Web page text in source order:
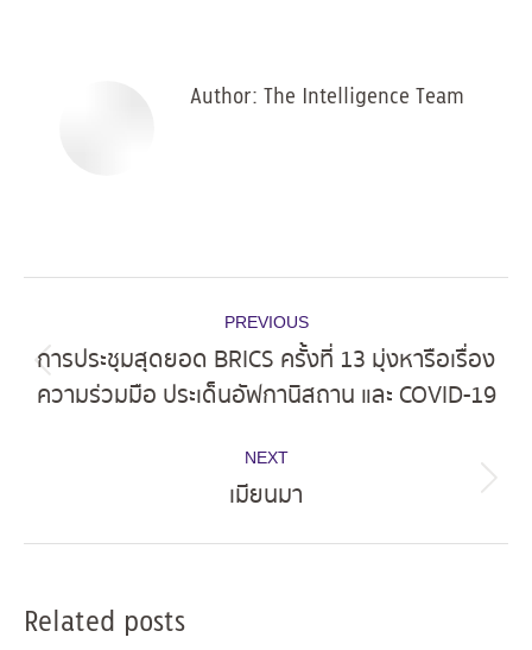
Author: The Intelligence Team
navigation
PREVIOUS
post:
การประชุมสุดยอด BRICS ครั้งที่ 13 มุ่งหารือเรื่อง
ความร่วมมือ ประเด็นอัฟกานิสถาน และ COVID-19
NEXT
Next
เมียนมา
Related posts